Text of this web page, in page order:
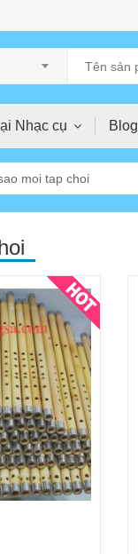
Nhạc cụ
Trống gõ bo
500.000 ₫
moi tap choi